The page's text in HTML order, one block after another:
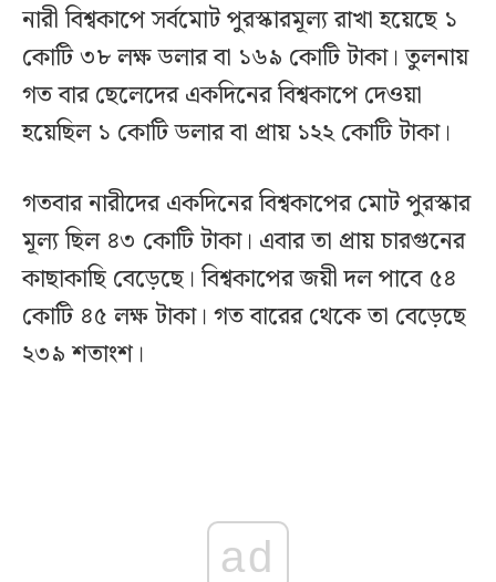
নারী বিশ্বকাপে সর্বমোট পুরস্কারমূল্য রাখা হয়েছে ১
কোটি ৩৮ লক্ষ ডলার বা ১৬৯ কোটি টাকা। তুলনায়
গত বার ছেলেদের একদিনের বিশ্বকাপে দেওয়া
হয়েছিল ১ কোটি ডলার বা প্রায় ১২২ কোটি টাকা।
গতবার নারীদের একদিনের বিশ্বকাপের মোট পুরস্কার
মূল্য ছিল ৪৩ কোটি টাকা। এবার তা প্রায় চারগুনের
কাছাকাছি বেড়েছে। বিশ্বকাপের জয়ী দল পাবে ৫৪
কোটি ৪৫ লক্ষ টাকা। গত বারের থেকে তা বেড়েছে
২৩৯ শতাংশ।
ad